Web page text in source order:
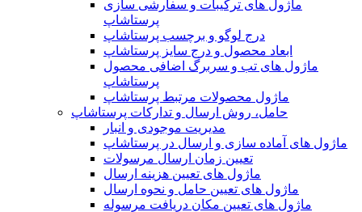
ماژول های ترکیبات و سفارشی سازی
پرستاشاپ
درج لوگو و برچسب پرستاشاپ
ابعاد محصول و درج سایز پرستاشاپ
ماژول های تب و سربرگ اضافی محصول
پرستاشاپ
ماژول محصولات مرتبط پرستاشاپ
حامل، روش ارسال و تدارکات پرستاشاپ
مدیریت موجودی و انبار
ماژول های آماده سازی و ارسال در پرستاشاپ
تعیین زمان ارسال مرسولات
ماژول های تعیین هزینه ارسال
ماژول های تعیین حامل و نحوه ارسال
ماژول های تعیین مکان دریافت مرسوله